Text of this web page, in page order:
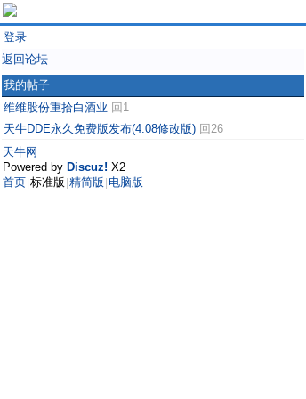
登录
返回论坛
我的帖子
维维股份重拾白酒业 回1
天牛DDE永久免费版发布(4.08修改版) 回26
天牛网
Powered by Discuz! X2
首页 标准版 精简版 电脑版